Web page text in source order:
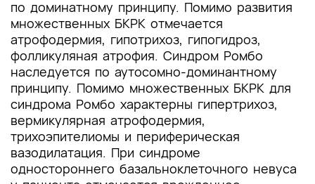
по доминатному принципу. Помимо развития
множественных БКРК отмечается
атрофодермия, гипотрихоз, гипогидроз,
фолликуляная атрофия. Синдром Ромбо
наследуется по аутосомно-доминантному
принципу. Помимо множественных БКРК для
синдрома Ромбо характерны гипертрихоз,
вермикулярная атрофодермия,
трихоэпителиомы и периферическая
вазодилатация. При синдроме
одностороннего базальноклеточного невуса